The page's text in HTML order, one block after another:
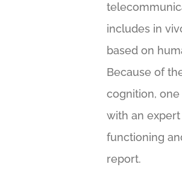
includes in
based on
Because of
cognition,
with an
functioning
report.